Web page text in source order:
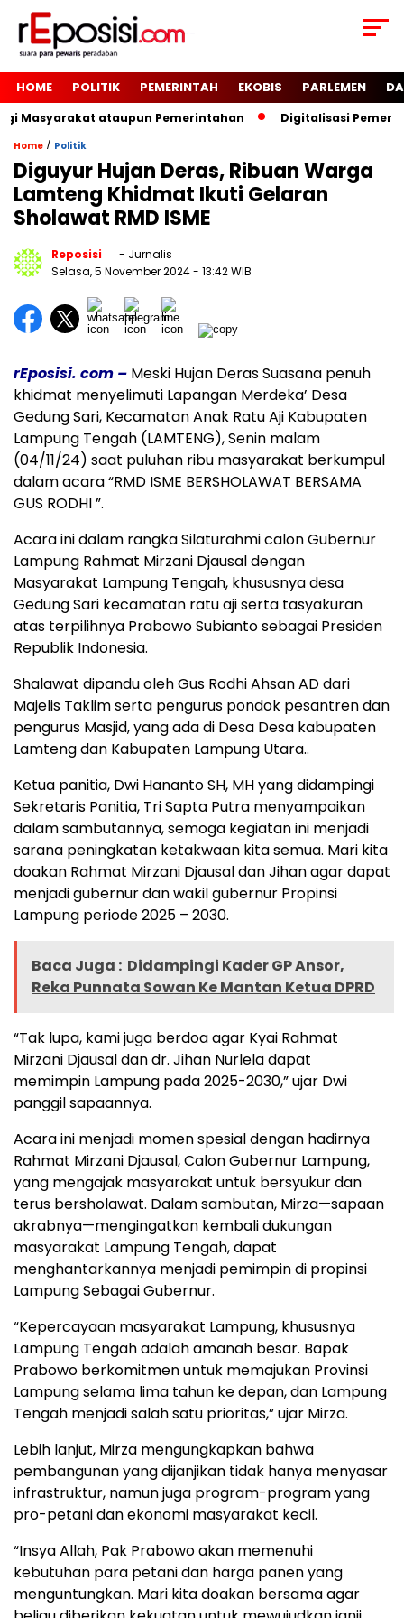
HOME POLITIK PEMERINTAH EKOBIS PARLEMEN
Masyarakat ataupun Pemerintahan Digitalisasi
Home / Politik
Diguyur Hujan Deras, Ribuan Warga
Lamteng Khidmat Ikuti Gelaran
Sholawat RMD ISME
Reposisi
- Jurnalis
Selasa, 5 November 2024- 13:42 WIB
rEposisi. com – Meski Hujan Deras Suasana penuh
khidmat menyelimuti Lapangan Merdeka’ Desa
Gedung Sari, Kecamatan Anak Ratu Aji Kabupaten
Lampung Tengah (LAMTENG), Senin malam
(04/11/24) saat puluhan ribu masyarakat berkumpul
dalam acara “RMD ISME BERSHOLAWAT BERSAMA
GUS RODHI ”.
Acara ini dalam rangka Silaturahmi calon Gubernur
Lampung Rahmat Mirzani Djausal dengan
Masyarakat Lampung Tengah, khususnya desa
Gedung Sari kecamatan ratu aji serta tasyakuran
atas terpilihnya Prabowo Subianto sebagai Presiden
Republik Indonesia.
Shalawat dipandu oleh Gus Rodhi Ahsan AD dari
Majelis Taklim serta pengurus pondok pesantren dan
pengurus Masjid, yang ada di Desa Desa kabupaten
Lamteng dan Kabupaten Lampung Utara..
Ketua panitia, Dwi Hananto SH, MH yang didampingi
Sekretaris Panitia, Tri Sapta Putra menyampaikan
dalam sambutannya, semoga kegiatan ini menjadi
sarana peningkatan ketakwaan kita semua. Mari kita
doakan Rahmat Mirzani Djausal dan Jihan agar dapat
menjadi gubernur dan wakil gubernur Propinsi
Lampung periode 2025 – 2030.
Baca Juga : Didampingi Kader GP Ansor,
Reka Punnata Sowan Ke Mantan Ketua DPRD
“Tak lupa, kami juga berdoa agar Kyai Rahmat
Mirzani Djausal dan dr. Jihan Nurlela dapat
memimpin Lampung pada 2025-2030,” ujar Dwi
panggil sapaannya.
Acara ini menjadi momen spesial dengan hadirnya
Rahmat Mirzani Djausal, Calon Gubernur Lampung,
yang mengajak masyarakat untuk bersyukur dan
terus bersholawat. Dalam sambutan, Mirza—sapaan
akrabnya—mengingatkan kembali dukungan
masyarakat Lampung Tengah, dapat
menghantarkannya menjadi pemimpin di propinsi
Lampung Sebagai Gubernur.
“Kepercayaan masyarakat Lampung, khususnya
Lampung Tengah adalah amanah besar. Bapak
Prabowo berkomitmen untuk memajukan Provinsi
Lampung selama lima tahun ke depan, dan Lampung
Tengah menjadi salah satu prioritas,” ujar Mirza.
Lebih lanjut, Mirza mengungkapkan bahwa
pembangunan yang dijanjikan tidak hanya menyasar
infrastruktur, namun juga program-program yang
pro-petani dan ekonomi masyarakat kecil.
“Insya Allah, Pak Prabowo akan memenuhi
kebutuhan para petani dan harga panen yang
menguntungkan. Mari kita doakan bersama agar